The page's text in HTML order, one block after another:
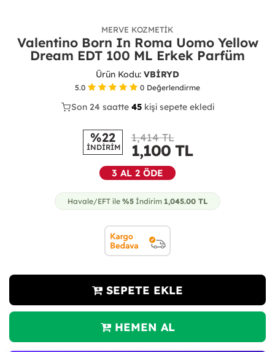
MERVE KOZMETIK
Valentino Born In Roma Uomo Yellow
Dream EDT 100 ML Erkek Parfüm
Ürün Kodu: VBİRYD
5.0 0 Değerlendirme
28
Son 24 saatte 45kişi sepete ekledi
13
%22
İNDİRİM
1,414 TL
1,100TL
3 AL 2 ÖDE
Havale/EFT ile %5 İndirim 1,045.00 TL
SEPETE EKLE
HEMEN AL